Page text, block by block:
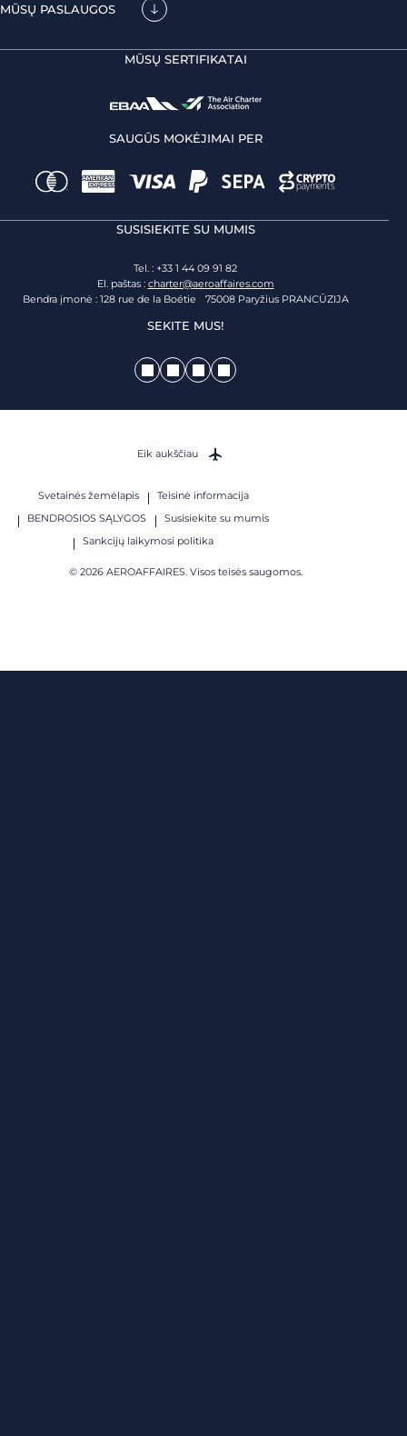
MŪSŲ PASLAUGOS
MŪSŲ SERTIFIKATAI
SAUGŪS MOKĖJIMAI PER
SUSISIEKITE SU MUMIS
Tel. : +33 1 44 09 91 82
El. paštas : charter@aeroaffaires.com
Bendra įmonė : 128 rue de la Boétie 75008 Paryžius PRANCŪZIJA
SEKITE MUS!
Svetainės žemėlapis
Teisinė informacija
BENDROSIOS SĄLYGOS
Susisiekite su mumis
Sankcijų laikymosi politika
© 2026 AEROAFFAIRES. Visos teisės saugomos.
Eik aukščiau